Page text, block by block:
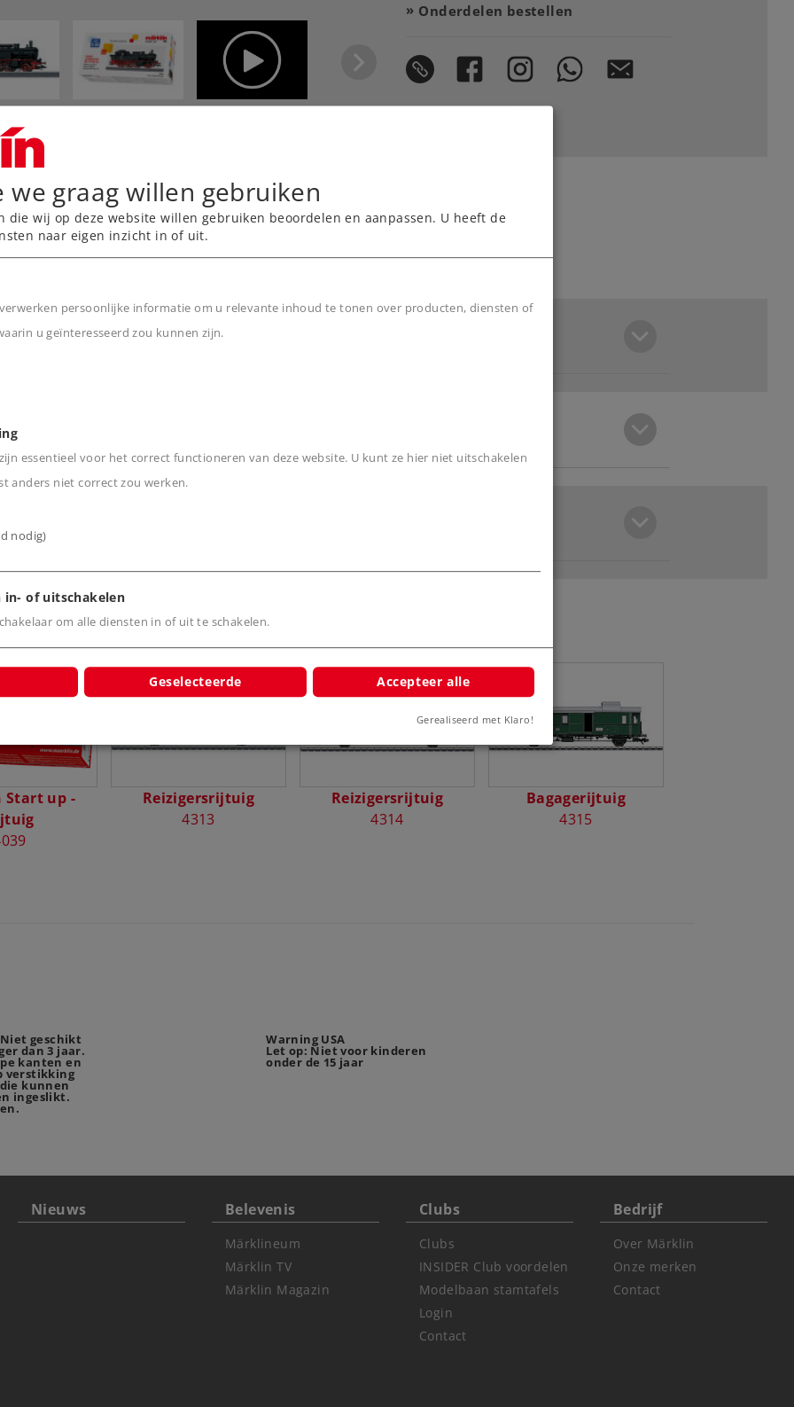
Onderdelen bestellen
Start up -
Reizigersrijtuig
4313
Reizigersrijtuig
4314
Bagagerijtuig
4315
Niet geschikt
dan 3 jaar.
kanten en
verstikking
kunnen
ingeslikt.
Warning USA
Let op: Niet voor kinderen
onder de 15 jaar
Nieuws Belevenis
Märklineum
Märklin TV
Märklin Magazin
Clubs
Clubs
INSIDER Club voordelen
Modelbaan stamtafels
Login
Contact
Bedrijf
Over Märklin
Onze merken
Contact
we graag willen gebruiken
die wij op deze website willen gebruiken beoordelen en aanpassen. U heeft de
naar eigen inzicht in of uit.
persoonlijke informatie om u relevante inhoud te tonen over producten, diensten of
u geïnteresseerd zou kunnen zijn.
essentieel voor het correct functioneren van deze website. U kunt ze hier niet uitschakelen
anders niet correct zou werken.
nodig)
in- of uitschakelen
om alle diensten in of uit te schakelen.
Geselecteerde Accepteer alle
Gerealiseerd met Klaro!